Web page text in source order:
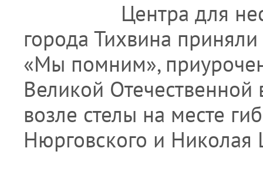
Центра для
города Тихвина
«Мы помним»,
Великой
возле стелы на месте
Нюрговского и